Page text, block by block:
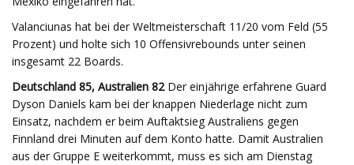
Valanciunas hat bei der Weltmeisterschaft 11/20 vom Feld (55
Prozent) und holte sich 10 Offensivrebounds unter seinen
insgesamt 22 Boards.
Deutschland 85, Australien 82Der einjährige erfahrene Guard
Dyson Daniels kam bei der knappen Niederlage nicht zum
Einsatz, nachdem er beim Auftaktsieg Australiens gegen
Finnland drei Minuten auf dem Konto hatte. Damit Australien
aus der Gruppe E weiterkommt, muss es sich am Dienstag